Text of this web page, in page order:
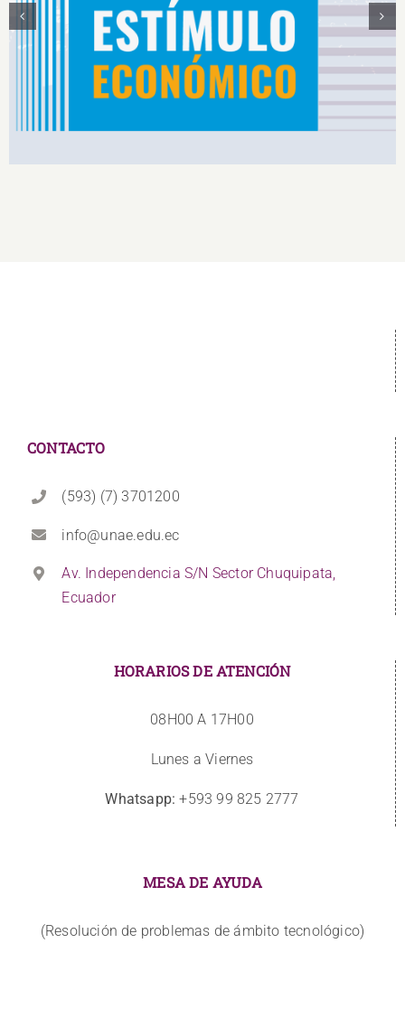
Estímulos Económicos para Deportistas de Alto
Rendimiento IS2026
CONTACTO
(593) (7) 3701200
info@unae.edu.ec
Av. Independencia S/N Sector Chuquipata,
Ecuador
HORARIOS DE ATENCIÓN
08H00 A 17H00
Lunes a Viernes
Whatsapp: +593 99 825 2777
MESA DE AYUDA
(Resolución de problemas de ámbito tecnológico)